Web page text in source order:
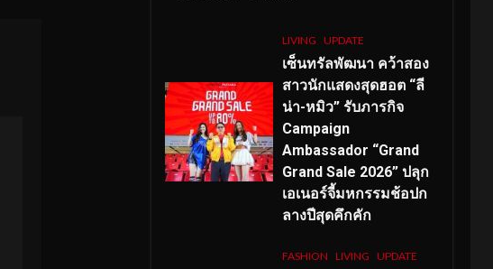
LIVING UPDATE
เซ็นทรัลพัฒนา คว้าสอง
สาวนักแสดงสุดฮอต “ลี
น่า-หมิว” รับภารกิจ
Campaign
Ambassador “Grand
Grand Sale 2026” ปลุก
เอเนอร์จี้มหกรรมช้อปก
ลางปีสุดคึกคัก
FASHION LIVING UPDATE